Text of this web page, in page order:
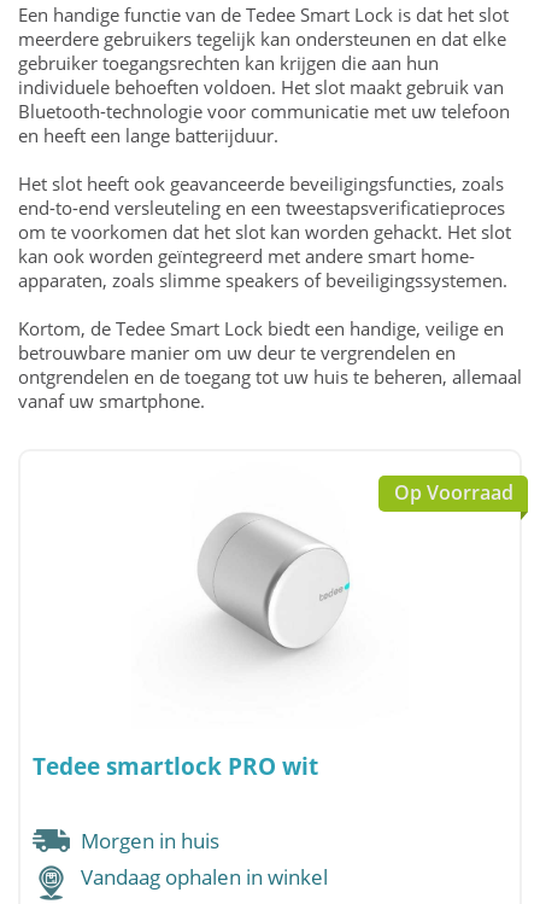
Een handige functie van de Tedee Smart Lock is dat het slot
meerdere gebruikers tegelijk kan ondersteunen en dat elke
gebruiker toegangsrechten kan krijgen die aan hun
individuele behoeften voldoen. Het slot maakt gebruik van
Bluetooth-technologie voor communicatie met uw telefoon
en heeft een lange batterijduur.
Het slot heeft ook geavanceerde beveiligingsfuncties, zoals
end-to-end versleuteling en een tweestapsverificatieproces
om te voorkomen dat het slot kan worden gehackt. Het slot
kan ook worden geïntegreerd met andere smart home-
apparaten, zoals slimme speakers of beveiligingssystemen.
Kortom, de Tedee Smart Lock biedt een handige, veilige en
betrouwbare manier om uw deur te vergrendelen en
ontgrendelen en de toegang tot uw huis te beheren, allemaal
vanaf uw smartphone.
Op Voorraad
Tedee smartlock PRO wit
Morgen in huis
Vandaag ophalen in winkel